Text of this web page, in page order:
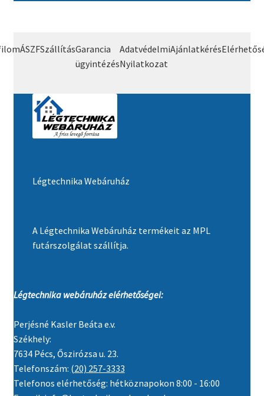
ÁSZFSzállításGarancia
ügyintézés
Adatvédelmi
Nyilatkozat
Ajánlatkérés
Légtechnika Webáruház
A Légtechnika Webáruház termékeit az MPL
futárszolgálat szállítja.
Légtechnika webáruház elérhetőségei:
Perjésné Kasler Beáta e.v.
Székhely:
7634 Pécs, Őszirózsa u. 23.
Telefonszám: (20) 257-3333
Telefonos elérhetőség: hétköznapokon 8:00 - 16:00